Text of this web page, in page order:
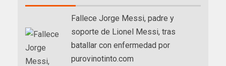
Fallece Jorge Messi, padre y
soporte de Lionel Messi, tras
batallar con enfermedad por
purovinotinto.com